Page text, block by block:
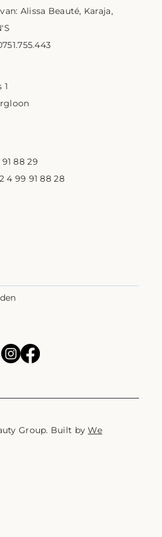
Group. Built byWe
Alissa Beauté, Karaja,
1
88 29
4 99 91 88 28